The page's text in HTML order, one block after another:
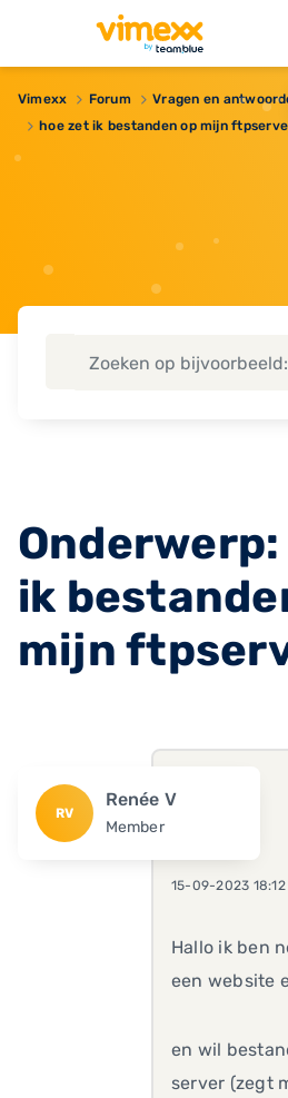
Vimexx Forum
Vragen en
hoe zet ik bestanden op mijn
ik
mijn
RV
Renée V
Member
15-09-2023 18:12
Hallo ik ben
een website
en wil
server (zegt